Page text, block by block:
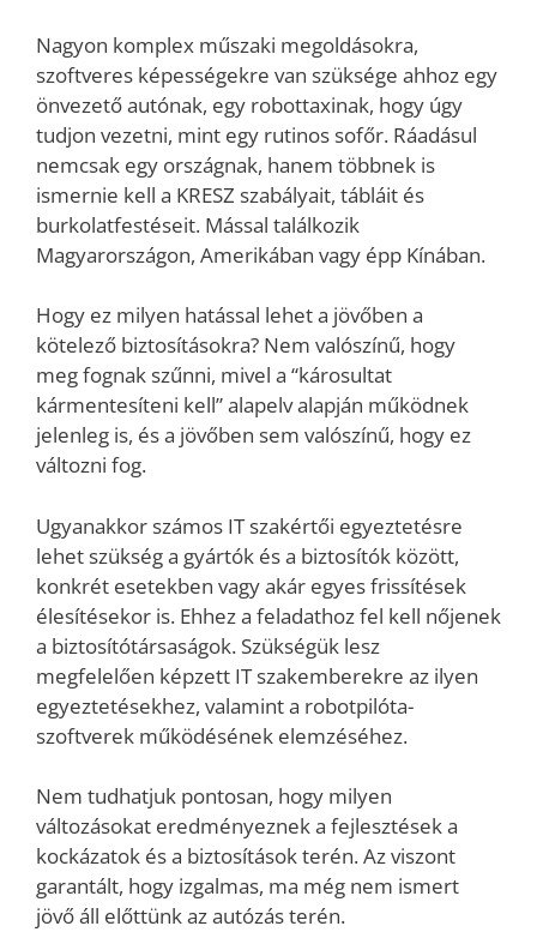
Nagyon komplex műszaki megoldásokra,
szoftveres képességekre van szüksége ahhoz egy
önvezető autónak, egy robottaxinak, hogy úgy
tudjon vezetni, mint egy rutinos sofőr. Ráadásul
nemcsak egy országnak, hanem többnek is
ismernie kell a KRESZ szabályait, tábláit és
burkolatfestéseit. Mással találkozik
Magyarországon, Amerikában vagy épp Kínában.
Hogy ez milyen hatással lehet a jövőben a
kötelező biztosításokra? Nem valószínű, hogy
meg fognak szűnni, mivel a “károsultat
kármentesíteni kell” alapelv alapján működnek
jelenleg is, és a jövőben sem valószínű, hogy ez
változni fog.
Ugyanakkor számos IT szakértői egyeztetésre
lehet szükség a gyártók és a biztosítók között,
konkrét esetekben vagy akár egyes frissítések
élesítésekor is. Ehhez a feladathoz fel kell nőjenek
a biztosítótársaságok. Szükségük lesz
megfelelően képzett IT szakemberekre az ilyen
egyeztetésekhez, valamint a robotpilóta-
szoftverek működésének elemzéséhez.
Nem tudhatjuk pontosan, hogy milyen
változásokat eredményeznek a fejlesztések a
kockázatok és a biztosítások terén. Az viszont
garantált, hogy izgalmas, ma még nem ismert
jövő áll előttünk az autózás terén.